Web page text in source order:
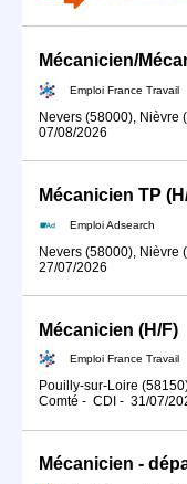
Emploi France Travail
Nevers (58000), Nièvre
07/08/2026
Mécanicien TP
Emploi Adsearch
Nevers (58000), Nièvre
27/07/2026
Mécanicien (H/F)
Emploi France Travail
Pouilly-sur-Loire
Comté - CDI - 31/07/
Mécanicien -